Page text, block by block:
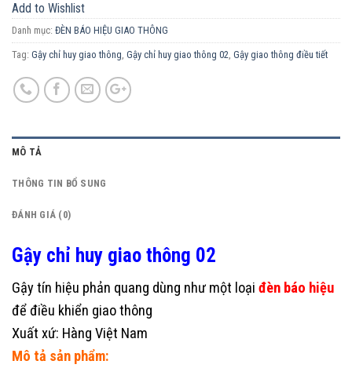
Add to Wishlist
Danh mục: ĐÈN BÁO HIỆU GIAO THÔNG
Tag: Gậy chỉ huy giao thông, Gậy chỉ huy giao thông 02, Gậy giao thông điều tiết
MÔ TẢ
THÔNG TIN BỔ SUNG
ĐÁNH GIÁ (0)
Gậy chỉ huy giao thông 02
Gậy tín hiệu phản quang dùng như một loại đèn báo hiệu
để điều khiển giao thông
Xuất xứ: Hàng Việt Nam
Mô tả sản phẩm: